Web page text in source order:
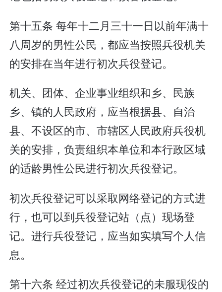
第十五条 每年十二月三十一日以前年满十
八周岁的男性公民，都应当按照兵役机关
的安排在当年进行初次兵役登记。
机关、团体、企业事业组织和乡、民族
乡、镇的人民政府，应当根据县、自治
县、不设区的市、市辖区人民政府兵役机
关的安排，负责组织本单位和本行政区域
的适龄男性公民进行初次兵役登记。
初次兵役登记可以采取网络登记的方式进
行，也可以到兵役登记站（点）现场登
记。进行兵役登记，应当如实填写个人信
息。
第十六条 经过初次兵役登记的未服现役的